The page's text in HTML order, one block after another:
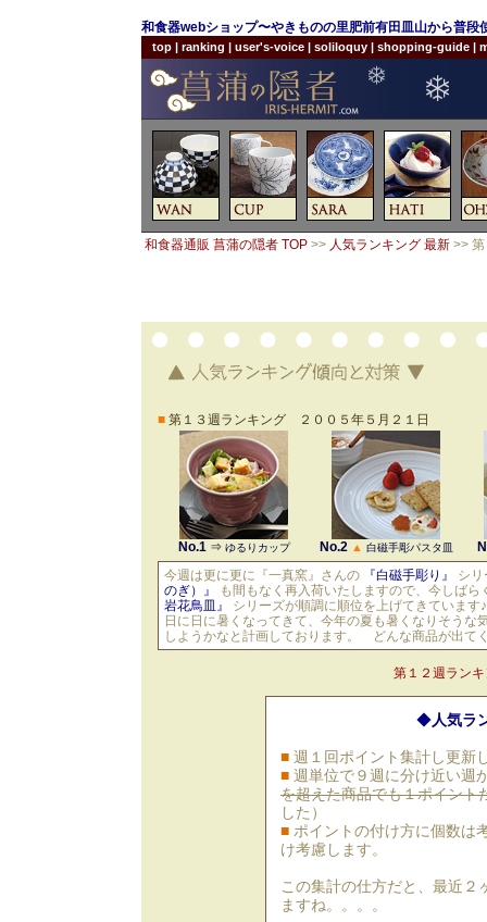
和食器webショップ〜やきものの里肥前有田皿山から普段
top | ranking | user's-voice | soliloquy | shopping-guide |
和食器通販 菖蒲の隠者 TOP >> 人気ランキング 最新 >>
■ 第１３週ランキング ２００５年５月２１日
No.1 ⇒ ゆるりカップ No.2 ▲ 白磁手彫パスタ皿
今週は更に更に『一真窯』さんの
『白磁手彫り』
シ
のぎ）』
も間もなく再入荷いたしますので、今しば
岩花鳥皿』
シリーズが順調に順位を上げてきていま
日に日に暑くなってきて、今年の夏も暑くなりそう
しようかなと計画しております。 どんな商品が出て
第１２週ラン
◆人気ラ
■ 週１回ポイント集計し更新
■ 週単位で９週に分け近い
を超えた商品でも１ポイント
した）
■ ポイントの付け方に個数は
け考慮します。
この集計の仕方だと、最近２
ますね。。。。